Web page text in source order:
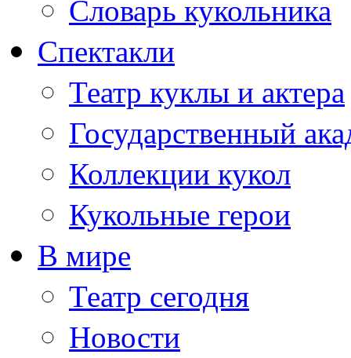
Словарь кукольника
Спектакли
Театр куклы и актера
Государственный
Коллекции кукол
Кукольные герои
В мире
Театр сегодня
Новости